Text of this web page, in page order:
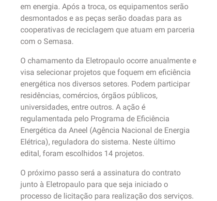
em energia. Após a troca, os equipamentos serão
desmontados e as peças serão doadas para as
cooperativas de reciclagem que atuam em parceria
com o Semasa.
O chamamento da Eletropaulo ocorre anualmente e
visa selecionar projetos que foquem em eficiência
energética nos diversos setores. Podem participar
residências, comércios, órgãos públicos,
universidades, entre outros. A ação é
regulamentada pelo Programa de Eficiência
Energética da Aneel (Agência Nacional de Energia
Elétrica), reguladora do sistema. Neste último
edital, foram escolhidos 14 projetos.
O próximo passo será a assinatura do contrato
junto à Eletropaulo para que seja iniciado o
processo de licitação para realização dos serviços.